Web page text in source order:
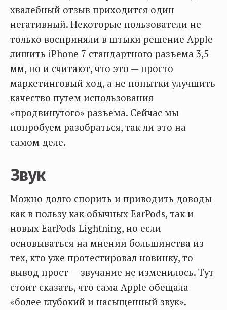
хвалебный отзыв приходится один
негативный. Некоторые пользователи не
только восприняли в штыки решение Apple
лишить iPhone 7 стандартного разъема 3,5
мм, но и считают, что это — просто
маркетинговый ход, а не попытки улучшить
качество путем использования
«продвинутого» разъема. Сейчас мы
попробуем разобраться, так ли это на
самом деле.
Звук
Можно долго спорить и приводить доводы
как в пользу как обычных EarPods, так и
новых EarPods Lightning, но если
основываться на мнении большинства из
тех, кто уже протестировал новинку, то
вывод прост — звучание не изменилось. Тут
стоит сказать, что сама Apple обещала
«более глубокий и насыщенный звук».